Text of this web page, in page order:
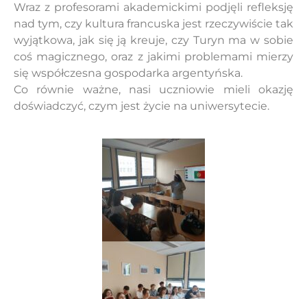
Wraz z profesorami akademickimi podjęli refleksję
nad tym, czy kultura francuska jest rzeczywiście tak
wyjątkowa, jak się ją kreuje, czy Turyn ma w sobie
coś magicznego, oraz z jakimi problemami mierzy
się współczesna gospodarka argentyńska.
Co równie ważne, nasi uczniowie mieli okazję
doświadczyć, czym jest życie na uniwersytecie.